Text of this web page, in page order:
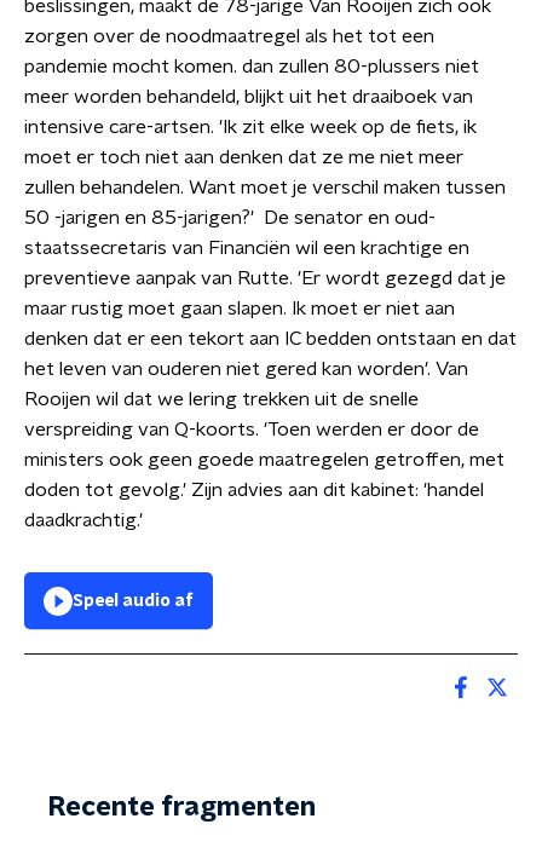
beslissingen, maakt de 78-jarige Van Rooijen zich ook
zorgen over de noodmaatregel als het tot een
pandemie mocht komen. dan zullen 80-plussers niet
meer worden behandeld, blijkt uit het draaiboek van
intensive care-artsen. 'Ik zit elke week op de fiets, ik
moet er toch niet aan denken dat ze me niet meer
zullen behandelen. Want moet je verschil maken tussen
50 -jarigen en 85-jarigen?' De senator en oud-
staatssecretaris van Financiën wil een krachtige en
preventieve aanpak van Rutte. 'Er wordt gezegd dat je
maar rustig moet gaan slapen. Ik moet er niet aan
denken dat er een tekort aan IC bedden ontstaan en dat
het leven van ouderen niet gered kan worden'. Van
Rooijen wil dat we lering trekken uit de snelle
verspreiding van Q-koorts. 'Toen werden er door de
ministers ook geen goede maatregelen getroffen, met
doden tot gevolg.' Zijn advies aan dit kabinet: 'handel
daadkrachtig.'
Speel audio af
Recente fragmenten